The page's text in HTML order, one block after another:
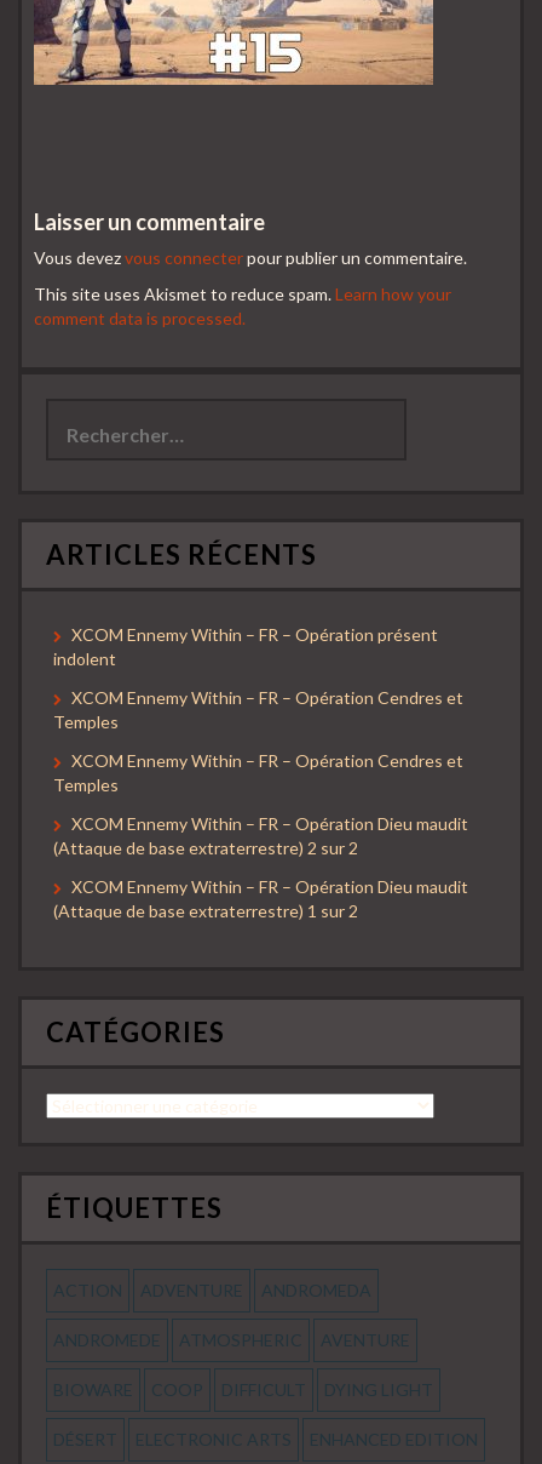
Laisser un commentaire
Vous devezvous connecterpour publier un commentaire.
This site uses Akismet to reduce spam.Learn how your
comment data is processed.
ARTICLES RÉCENTS
XCOM Ennemy Within – FR – Opération présent
indolent
XCOM Ennemy Within – FR – Opération Cendres et
Temples
XCOM Ennemy Within – FR – Opération Cendres et
Temples
XCOM Ennemy Within – FR – Opération Dieu maudit
(Attaque de base extraterrestre) 2 sur 2
XCOM Ennemy Within – FR – Opération Dieu maudit
(Attaque de base extraterrestre) 1 sur 2
CATÉGORIES
Catégories
ÉTIQUETTES
ACTION ADVENTURE ANDROMEDA
ANDROMEDE ATMOSPHERIC AVENTURE
BIOWARE COOP DIFFICULT DYING LIGHT
DÉSERT ELECTRONIC ARTS ENHANCED EDITION